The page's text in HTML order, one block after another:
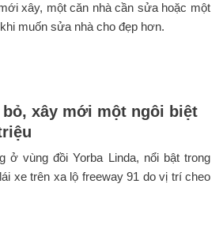
xây, một căn nhà cần sửa hoặc một
muốn sửa nhà cho đẹp hơn.
xây mới một ngôi biệt
ở vùng đồi Yorba Linda, nổi bật trong
xe trên xa lộ freeway 91 do vị trí cheo